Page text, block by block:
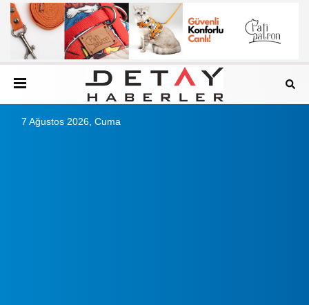
7 Ağustos 2026, Cuma